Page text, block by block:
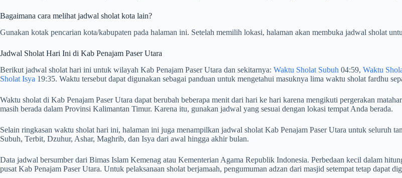
Bagaimana cara melihat jadwal sholat kota lain?
Gunakan kotak pencarian kota/kabupaten pada halaman ini. Setelah memilih lokasi, halaman akan membuka jadwal sholat
Jadwal Sholat Hari Ini di Kab Penajam Paser Utara
Berikut jadwal sholat hari ini untuk wilayah Kab Penajam Paser Utara dan sekitarnya: Waktu Sholat Subuh 04:59, Waktu
Sholat Isya 19:35. Waktu tersebut dapat digunakan sebagai panduan untuk mengetahui masuknya lima waktu sholat fardhu
Waktu sholat di Kab Penajam Paser Utara dapat berubah beberapa menit dari hari ke hari karena mengikuti pergerakan
masih berada dalam Provinsi Kalimantan Timur. Karena itu, gunakan jadwal yang sesuai dengan lokasi tempat Anda berada.
Selain ringkasan waktu sholat hari ini, halaman ini juga menampilkan jadwal sholat Kab Penajam Paser Utara untuk seluruh
Subuh, Terbit, Dzuhur, Ashar, Maghrib, dan Isya dari awal hingga akhir bulan.
Data jadwal bersumber dari Bimas Islam Kemenag atau Kementerian Agama Republik Indonesia. Perbedaan kecil dalam
pusat Kab Penajam Paser Utara. Untuk pelaksanaan sholat berjamaah, pengumuman adzan dari masjid setempat tetap dapat